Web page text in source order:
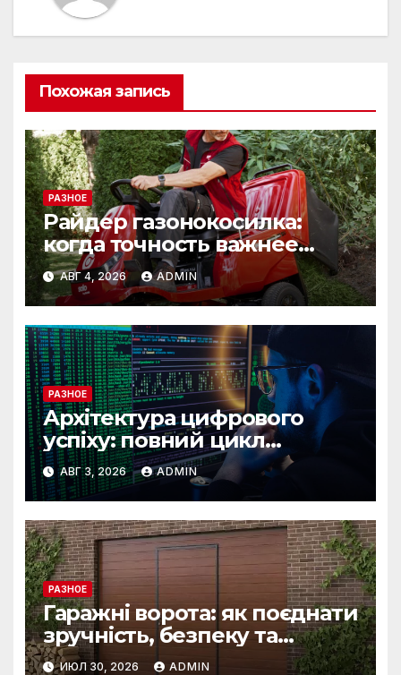
Похожая запись
РАЗНОЕ
Райдер газонокосилка:
когда точность важнее
скорости
АВГ 4, 2026 ADMIN
РАЗНОЕ
Архітектура цифрового
успіху: повний цикл
розробки від IST Group
АВГ 3, 2026 ADMIN
РАЗНОЕ
Гаражні ворота: як поєднати
зручність, безпеку та
довговічність
ИЮЛ 30, 2026 ADMIN